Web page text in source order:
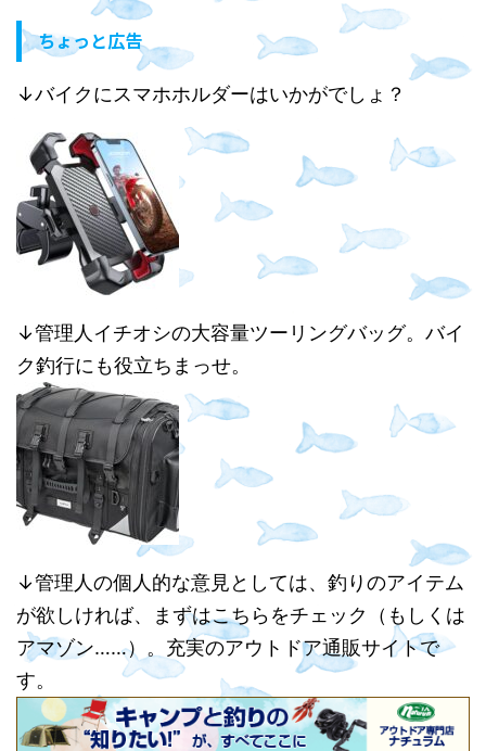
ちょっと広告
↓バイクにスマホホルダーはいかがでしょ？
↓管理人イチオシの大容量ツーリングバッグ。バイ
ク釣行にも役立ちまっせ。
↓管理人の個人的な意見としては、釣りのアイテム
が欲しければ、まずはこちらをチェック（もしくは
アマゾン……）。充実のアウトドア通販サイトで
す。